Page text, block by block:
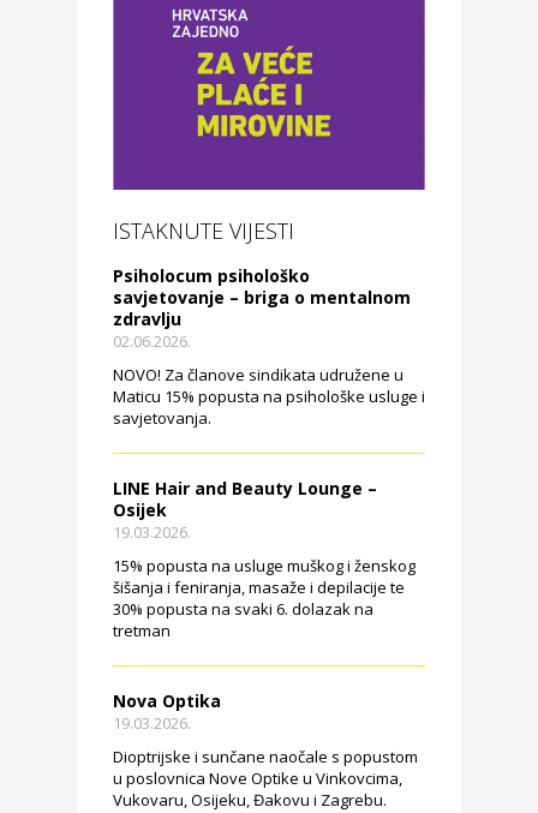
ISTAKNUTE VIJESTI
Psiholocum psihološko
savjetovanje – briga o mentalnom
zdravlju
02.06.2026.
NOVO! Za članove sindikata udružene u
Maticu 15% popusta na psihološke usluge i
savjetovanja.
LINE Hair and Beauty Lounge –
Osijek
19.03.2026.
15% popusta na usluge muškog i ženskog
šišanja i feniranja, masaže i depilacije te
30% popusta na svaki 6. dolazak na
tretman
Nova Optika
19.03.2026.
Dioptrijske i sunčane naočale s popustom
u poslovnica Nove Optike u Vinkovcima,
Vukovaru, Osijeku, Đakovu i Zagrebu.